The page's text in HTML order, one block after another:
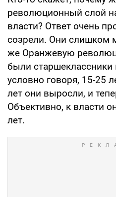
революционный слой
власти? Ответ очень
созрели. Они слишком
же Оранжевую
были
условно говоря, 15-25
лет они выросли, и
Объективно, к власти
лет.